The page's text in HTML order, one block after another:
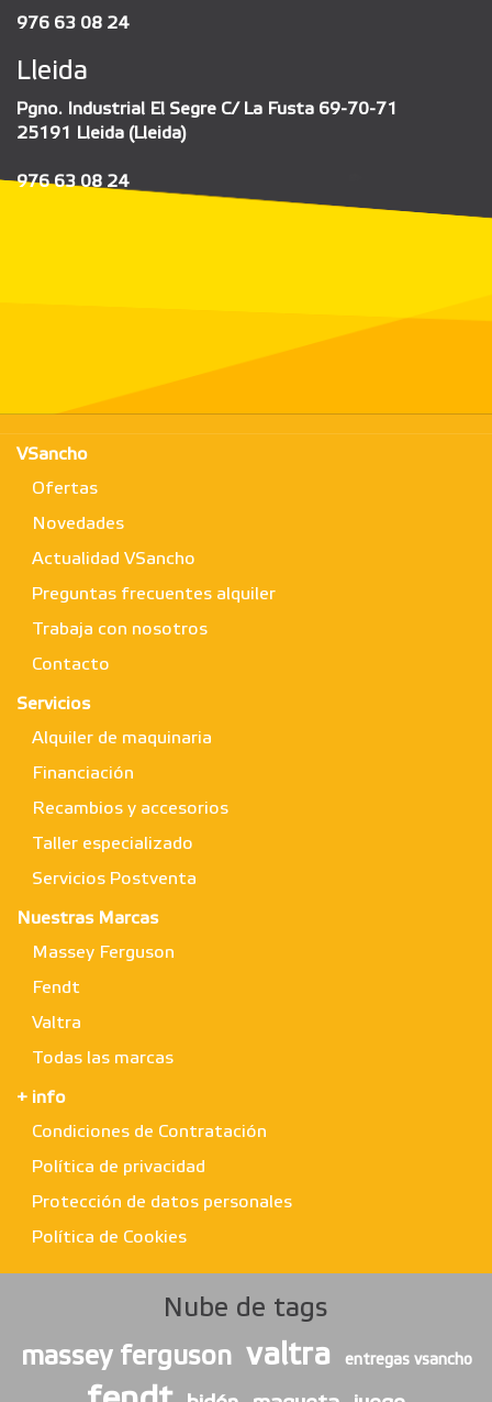
976 63 08 24
Lleida
Pgno. Industrial El Segre C/ La Fusta 69-70-71
25191 Lleida (Lleida)
976 63 08 24
VSancho
Ofertas
Novedades
Actualidad VSancho
Preguntas frecuentes alquiler
Trabaja con nosotros
Contacto
Servicios
Alquiler de maquinaria
Financiación
Recambios y accesorios
Taller especializado
Servicios Postventa
Nuestras Marcas
Massey Ferguson
Fendt
Valtra
Todas las marcas
+ info
Condiciones de Contratación
Política de privacidad
Protección de datos personales
Política de Cookies
Nube de tags
massey ferguson
valtra entregas vsancho